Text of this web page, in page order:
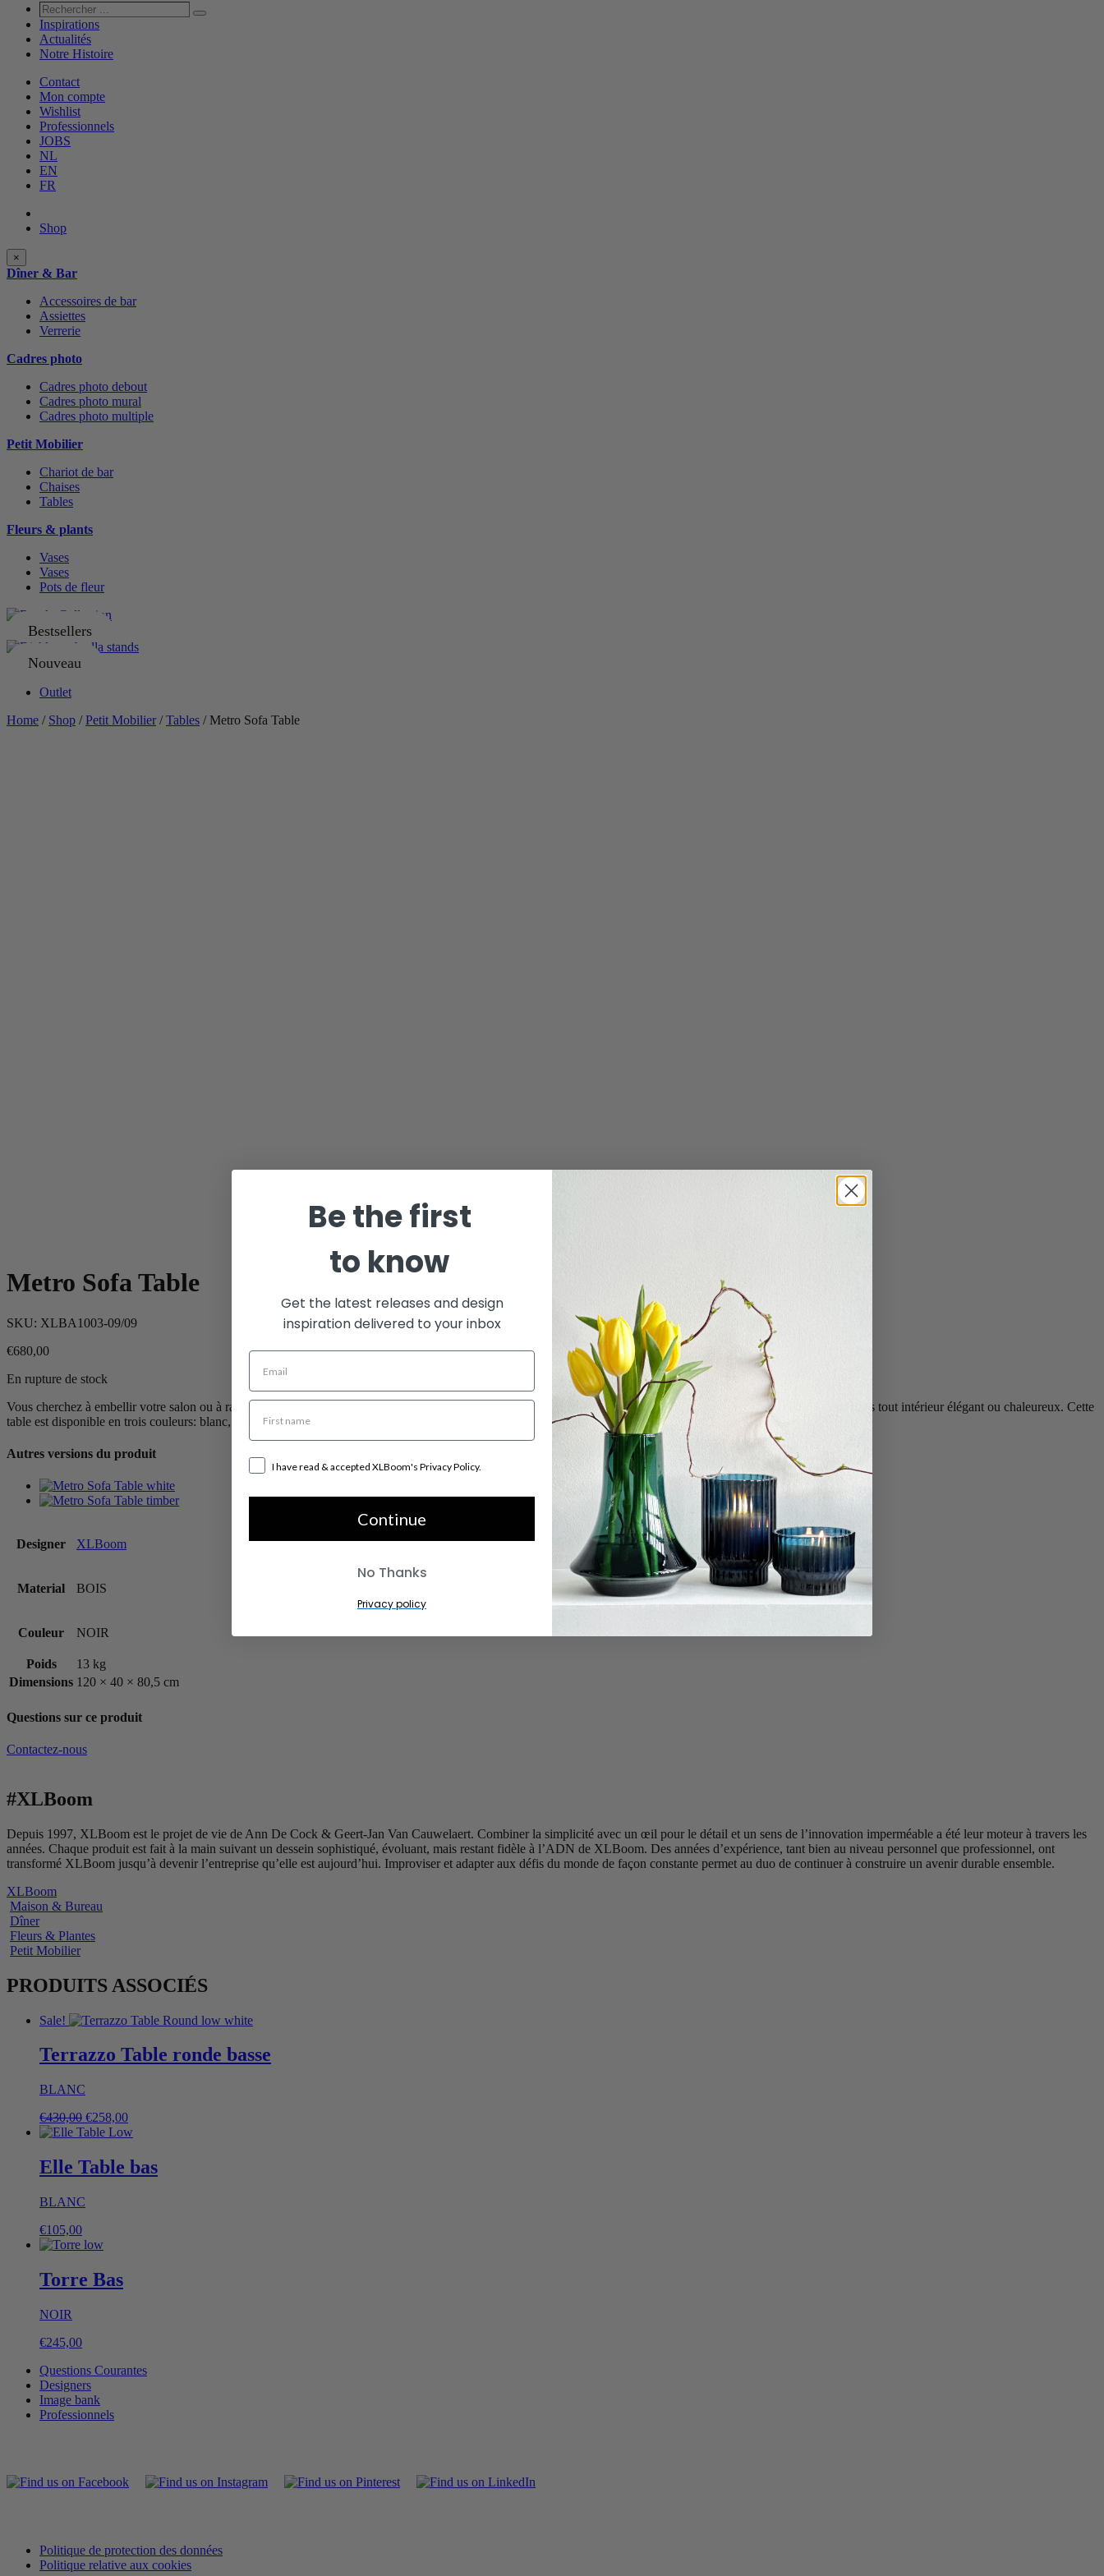
Rechercher
...
Rechercher
Inspirations
Actualités
Notre Histoire
Contact
Mon compte
Wishlist
Professionnels
JOBS
NL
EN
FR
Shop
Shop
categories
×
Dîner & Bar
Accessoires de bar
Assiettes
Verrerie
Cadres photo
Cadres photo debout
Cadres photo mural
Cadres photo multiple
Petit Mobilier
Chariot de bar
Chaises
Tables
Fleurs & plants
Vases
Vases
Pots de fleur
Bestsellers
Nouveau
Outlet
Home / Shop /Petit Mobilier /Tables / Metro Sofa Table
Metro Sofa Table
SKU: XLBA1003-09/09
€680,00
En rupture de stock
Vous cherchez à embellir votre salon ou à rafraîchir votre bureau ? Notre table de canapé Metro fera l'affaire! Ce design simple et fonctionnel s'intègre parfaitement dans tout intérieur élégant ou chaleureux. Cette
table est disponible en trois couleurs: blanc, noir et bois naturel, et est toujours finie avec des pieds métalliques noirs.
Autres versions du produit
Designer XLBoom
Material BOIS
Couleur NOIR
Poids
13 kg
Dimensions 120 × 40 × 80,5 cm
Questions sur ce produit
Contactez-nous
#XLBoom
Depuis 1997, XLBoom est le projet de vie de Ann De Cock & Geert-Jan Van Cauwelaert. Combiner la simplicité avec un œil pour le détail et un sens de l’innovation imperméable a été leur moteur à travers les
années. Chaque produit est fait à la main suivant un dessein sophistiqué, évoluant, mais restant fidèle à l’ADN de XLBoom. Des années d’expérience, tant bien au niveau personnel que professionnel, ont
transformé XLBoom jusqu’à devenir l’entreprise qu’elle est aujourd’hui. Improviser et adapter aux défis du monde de façon constante permet au duo de continuer à construire un avenir durable ensemble.
XLBoom
Maison & Bureau
Dîner
Fleurs & Plantes
Petit Mobilier
PRODUITS ASSOCIÉS
Sale!
Terrazzo Table ronde basse
BLANC
€430,00 Original
price
€430,00.
€258,00Current
price
€258,00.
Elle Table bas
BLANC
€105,00
Torre Bas
NOIR
€245,00
Questions Courantes
Designers
Image bank
Professionnels
Politique de protection des données
Politique relative aux cookies
Be the first
to know
Get the latest releases and design
inspiration delivered to your inbox
I have read & accepted XLBoom's Privacy Policy.
Continue
No Thanks
Privacy policy